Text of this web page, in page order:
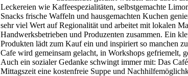
Leckereien wie Kaffeespezialitäten, selbstgemachte
Snacks frische Waffeln und hausgemachten Kuchen
sehr viel Wert auf Regionalität und arbeitet mit lokalen
Handwerksbetrieben und Produzenten zusammen. Ein
Produkten lädt zum Kauf ein und inspiriert so manchen
Cafe wird gemeinsam gelacht, in Workshops gefriemelt,
Auch ein sozialer Gedanke schwingt immer mit: Das
Mittagszeit eine kostenfreie Suppe und